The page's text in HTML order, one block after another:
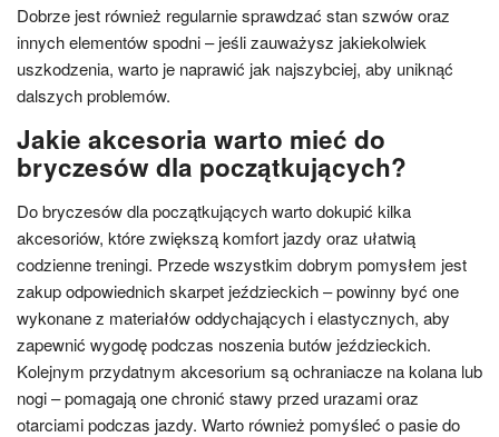
Dobrze jest również regularnie sprawdzać stan szwów oraz
innych elementów spodni – jeśli zauważysz jakiekolwiek
uszkodzenia, warto je naprawić jak najszybciej, aby uniknąć
dalszych problemów.
Jakie akcesoria warto mieć do
bryczesów dla początkujących?
Do bryczesów dla początkujących warto dokupić kilka
akcesoriów, które zwiększą komfort jazdy oraz ułatwią
codzienne treningi. Przede wszystkim dobrym pomysłem jest
zakup odpowiednich skarpet jeździeckich – powinny być one
wykonane z materiałów oddychających i elastycznych, aby
zapewnić wygodę podczas noszenia butów jeździeckich.
Kolejnym przydatnym akcesorium są ochraniacze na kolana lub
nogi – pomagają one chronić stawy przed urazami oraz
otarciami podczas jazdy. Warto również pomyśleć o pasie do